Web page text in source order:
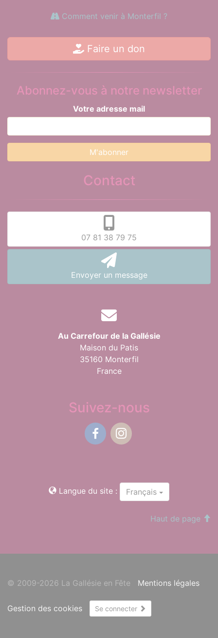
Comment venir à Monterfil ?
Faire un don
Abonnez-vous à notre newsletter
Votre adresse mail
Contact
07 81 38 79 75
Envoyer un message
Au Carrefour de la Gallésie
Maison du Patis
35160 Monterfil
France
Suivez-nous
Langue du site : Français
Haut de page
© 2009-2026 La Gallésie en Fête Mentions légales
Gestion des cookies Se connecter